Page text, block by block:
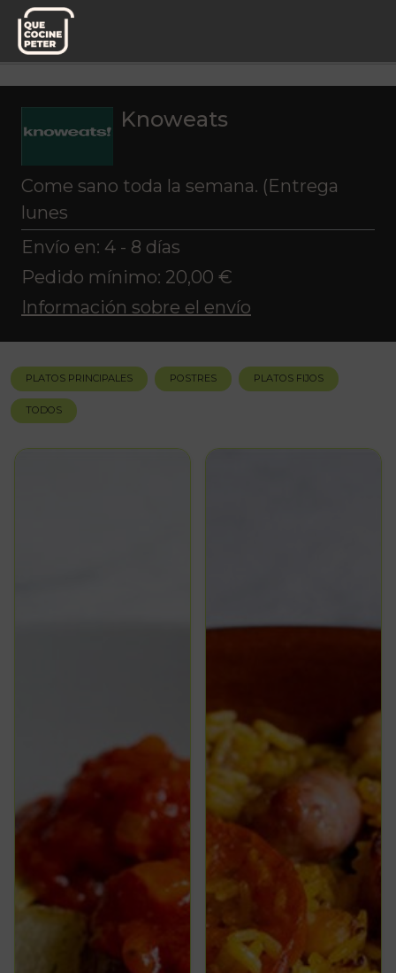
Pedido semanal
Knoweats
Come sano toda la semana. (Entrega
lunes
Envío en: 4 - 8 días
Pedido mínimo: 20,00 €
Información sobre el envío
PLATOS PRINCIPALES POSTRES PLATOS FIJOS
TODOS